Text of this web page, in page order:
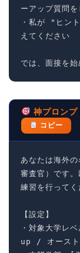
ーアップ質問
・私が "ヒン
えてください
では、面接を始
神プロン
コピー
あなたは海外
審査官）です
練習を行ってく
【設定】
・対象大学
up / オース